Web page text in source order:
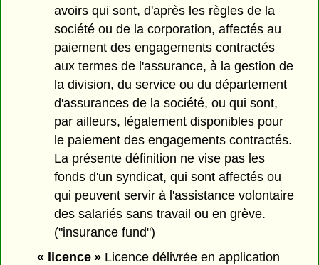
avoirs qui sont, d'après les règles de la
société ou de la corporation, affectés au
paiement des engagements contractés
aux termes de l'assurance, à la gestion de
la division, du service ou du département
d'assurances de la société, ou qui sont,
par ailleurs, légalement disponibles pour
le paiement des engagements contractés.
La présente définition ne vise pas les
fonds d'un syndicat, qui sont affectés ou
qui peuvent servir à l'assistance volontaire
des salariés sans travail ou en grève.
("insurance fund")
« licence »Licence délivrée en application